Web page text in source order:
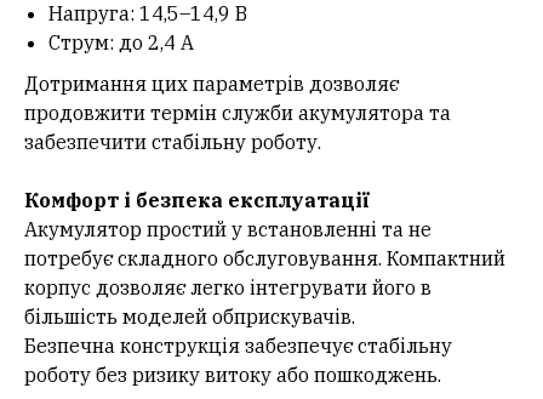
Напруга: 14,5–14,9 В
Струм: до 2,4 А
Дотримання цих параметрів дозволяє
продовжити термін служби акумулятора та
забезпечити стабільну роботу.
Комфорт і безпека експлуатації
Акумулятор простий у встановленні та не
потребує складного обслуговування. Компактний
корпус дозволяє легко інтегрувати його в
більшість моделей обприскувачів.
Безпечна конструкція забезпечує стабільну
роботу без ризику витоку або пошкоджень.